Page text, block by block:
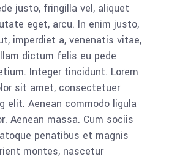
justo, fringilla vel, aliquet
eget, arcu. In enim justo,
imperdiet a, venenatis vitae,
dictum felis eu pede
Integer tincidunt. Lorem
sit amet, consectetuer
elit. Aenean commodo ligula
Aenean massa. Cum sociis
penatibus et magnis
montes, nascetur